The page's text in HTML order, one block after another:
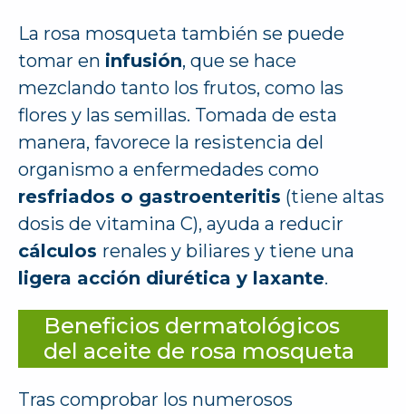
La rosa mosqueta también se puede
tomar en infusión, que se hace
mezclando tanto los frutos, como las
flores y las semillas. Tomada de esta
manera, favorece la resistencia del
organismo a enfermedades como
resfriados o gastroenteritis (tiene altas
dosis de vitamina C), ayuda a reducir
cálculos renales y biliares y tiene una
ligera acción diurética y laxante.
Beneficios dermatológicos
del aceite de rosa mosqueta
Tras comprobar los numerosos